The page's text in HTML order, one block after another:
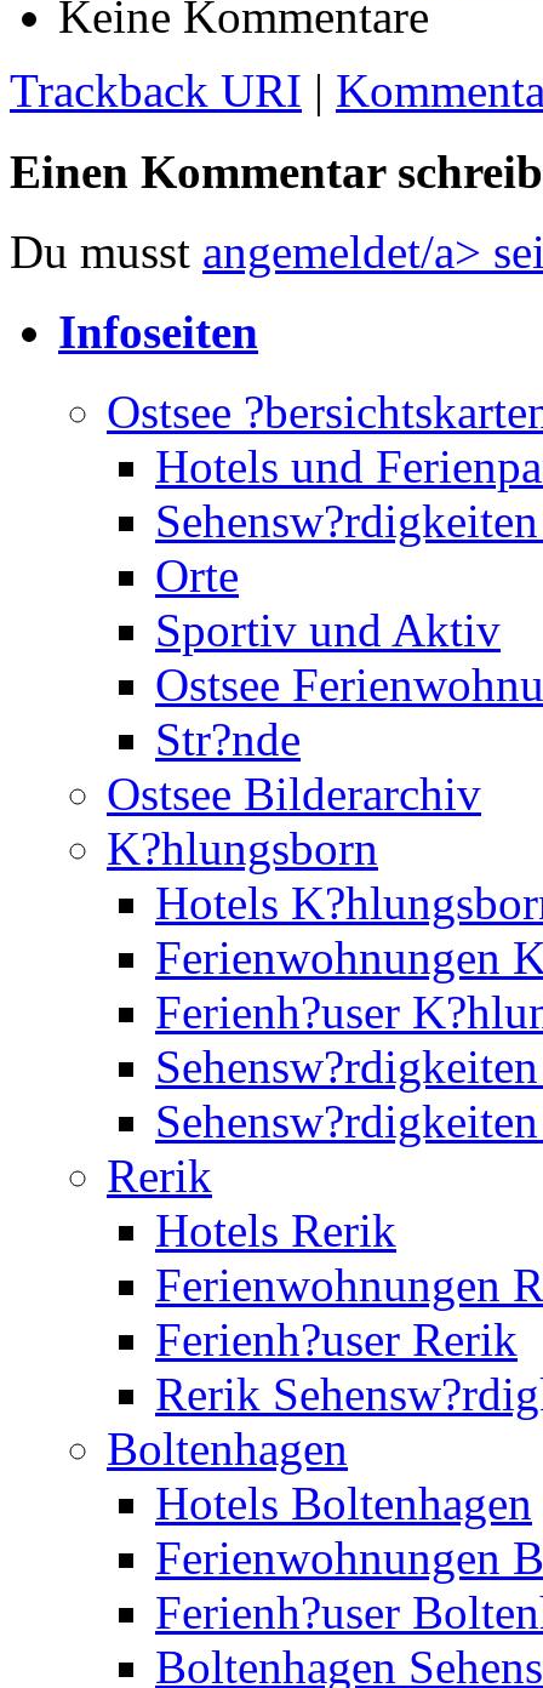
Keine Kommentare
Trackback URI |
Einen Kommentar
Du musst angemeldet/a>
Infoseiten
Ostsee
Hotels und
Orte
Sportiv und Aktiv
Ostsee
Str?nde
Ostsee Bilderarchiv
K?hlungsborn
Hotels
Ferienwohnungen
Ferienh?user
Rerik
Hotels Rerik
Ferienwohnungen
Ferienh?user Rerik
Rerik
Boltenhagen
Hotels Boltenhagen
Ferienwohnungen
Ferienh?user
Boltenhagen